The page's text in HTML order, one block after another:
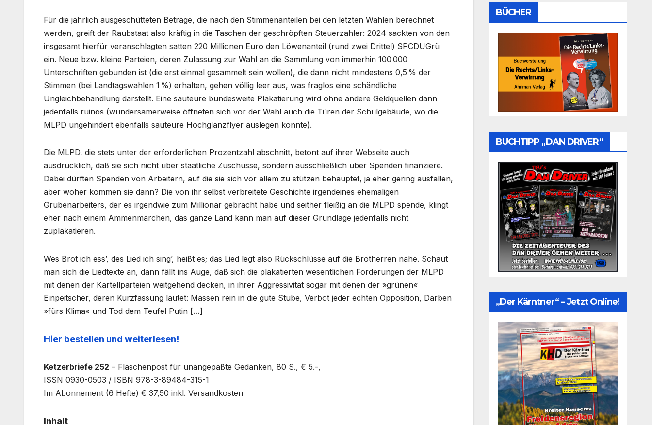
Für die jährlich ausgeschütteten Beträge, die nach den Stimmenanteilen bei den letzten Wahlen berechnet
werden, greift der Raubstaat also kräftig in die Taschen der geschröpften Steuerzahler: 2024 sackten von den
insgesamt hierfür veranschlagten satten 220 Millionen Euro den Löwenanteil (rund zwei Drittel) SPCDUGrü
ein. Neue bzw. kleine Parteien, deren Zulassung zur Wahl an die Sammlung von immerhin 100 000
Unterschriften gebunden ist (die erst einmal gesammelt sein wollen), die dann nicht mindestens 0,5 % der
Stimmen (bei Landtagswahlen 1 %) erhalten, gehen völlig leer aus, was fraglos eine schändliche
Ungleichbehandlung darstellt. Eine sauteure bundesweite Plakatierung wird ohne andere Geldquellen dann
jedenfalls ruinös (wundersamerweise öffneten sich vor der Wahl auch die Türen der Schulgebäude, wo die
MLPD ungehindert ebenfalls sauteure Hochglanzflyer auslegen konnte).
Die MLPD, die stets unter der erforderlichen Prozentzahl abschnitt, betont auf ihrer Webseite auch
ausdrücklich, daß sie sich nicht über staatliche Zuschüsse, sondern ausschließlich über Spenden finanziere.
Dabei dürften Spenden von Arbeitern, auf die sie sich vor allem zu stützen behauptet, ja eher gering ausfallen,
aber woher kommen sie dann? Die von ihr selbst verbreitete Geschichte irgendeines ehemaligen
Grubenarbeiters, der es irgendwie zum Millionär gebracht habe und seither fleißig an die MLPD spende, klingt
eher nach einem Ammenmärchen, das ganze Land kann man auf dieser Grundlage jedenfalls nicht
zuplakatieren.
Wes Brot ich ess’, des Lied ich sing’, heißt es; das Lied legt also Rückschlüsse auf die Brotherren nahe. Schaut
man sich die Liedtexte an, dann fällt ins Auge, daß sich die plakatierten wesentlichen Forderungen der MLPD
mit denen der Kartellparteien weitgehend decken, in ihrer Aggressivität sogar mit denen der »grünen«
Einpeitscher, deren Kurzfassung lautet: Massen rein in die gute Stube, Verbot jeder echten Opposition, Darben
»fürs Klima« und Tod dem Teufel Putin […]
Hier bestellen und weiterlesen!
Ketzerbriefe 252 – Flaschenpost für unangepaßte Gedanken, 80 S., € 5.-,
ISSN 0930-0503 / ISBN 978-3-89484-315-1
Im Abonnement (6 Hefte) € 37,50 inkl. Versandkosten
Inhalt
BÜCHER
BUCHTIPP „DAN DRIVER“
„Der Kärntner“ – Jetzt Online!